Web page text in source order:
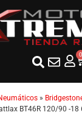
0
»
BT46R 120/90 -18